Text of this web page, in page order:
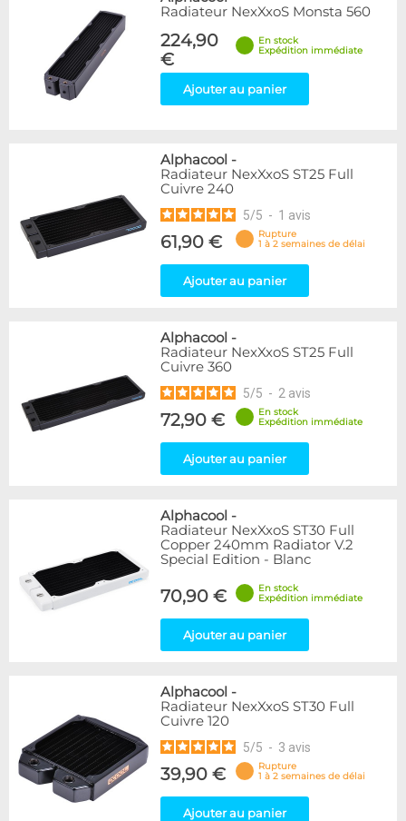
Radiateur NexXxoS Monsta 560
224,90
€
En stock
Expédition immédiate
Ajouter au panier
Alphacool -
Radiateur NexXxoS ST25 Full
Cuivre 240
5/5 - 1 avis
61,90 €
Rupture
1 à 2 semaines de délai
Ajouter au panier
Alphacool -
Radiateur NexXxoS ST25 Full
Cuivre 360
5/5 - 2 avis
72,90 €
En stock
Expédition immédiate
Ajouter au panier
Alphacool -
Radiateur NexXxoS ST30 Full
Copper 240mm Radiator V.2
Special Edition - Blanc
70,90 €
En stock
Expédition immédiate
Ajouter au panier
Alphacool -
Radiateur NexXxoS ST30 Full
Cuivre 120
5/5 - 3 avis
39,90 €
Rupture
1 à 2 semaines de délai
Ajouter au panier